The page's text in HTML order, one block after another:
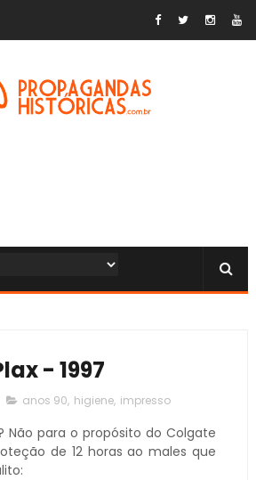
- 1997
anos 90, higiene, impresso
Não para o propósito do Colgate
de 12 horas ao males que